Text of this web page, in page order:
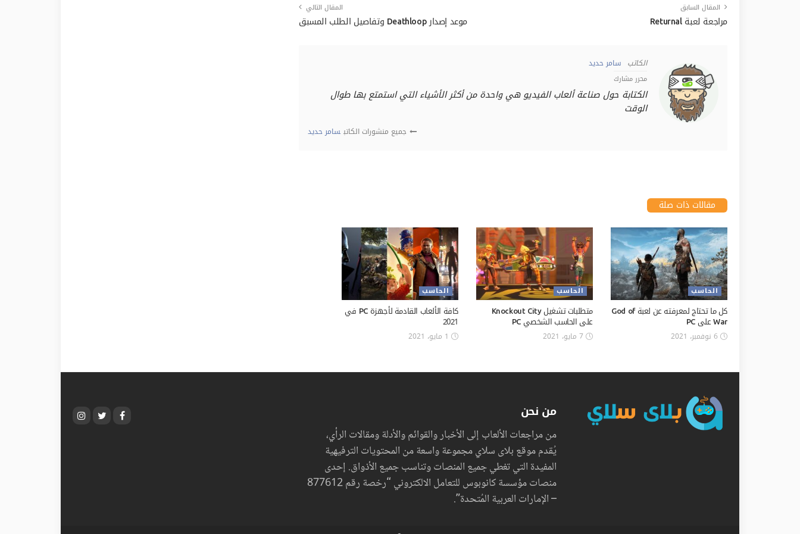
المقال السابق
مراجعة لعبة Returnal
المقال التالي
موعد إصدار Deathloop وتفاصيل الطلب المسبق
الكاتب سامر حديد
محرر مشارك
الكتابة حول صناعة ألعاب الفيديو هي واحدة من أكثر الأشياء التي استمتع بها طوال
الوقت
جميع منشورات الكاتب سامر حديد
مقالات ذات صلة
الحاسب
كل ما تحتاج لمعرفته عن لعبة God of
War على PC
6 نوفمبر، 2021
الحاسب
متطلبات تشغيل Knockout City
على الحاسب الشخصي PC
7 مايو، 2021
الحاسب
كافة الألعاب القادمة لأجهزة PC في
2021
1 مايو، 2021
من نحن
من مراجعات الألعاب إلى الأخبار والقوائم والأدلة ومقالات الرأي،
يُقدم موقع بلاى سلاي مجموعة واسعة من المحتويات الترفيهية
المفيدة التي تغطي جميع المنصات وتناسب جميع الأذواق. إحدى
منصات مؤسسة كانوبوس للتعامل الالكتروني “رخصة رقم 877612
– الإمارات العربية المُتحدة”.